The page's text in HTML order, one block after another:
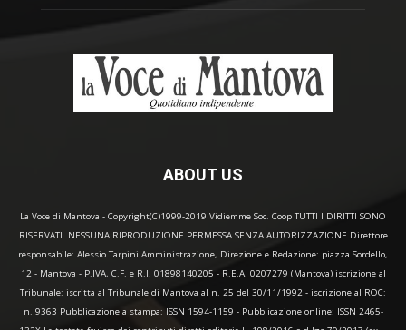
ABOUT US
La Voce di Mantova - Copyright(C)1999-2019 Vidiemme Soc. Coop TUTTI I DIRITTI SONO
RISERVATI. NESSUNA RIPRODUZIONE PERMESSA SENZA AUTORIZZAZIONE Direttore
responsabile: Alessio Tarpini Amministrazione, Direzione e Redazione: piazza Sordello,
12 - Mantova - P.IVA, C.F. e R.I. 01898140205 - R.E.A. 0207279 (Mantova) iscrizione al
Tribunale: iscritta al Tribunale di Mantova al n. 25 del 30/11/1992 - iscrizione al ROC:
n. 9363 Pubblicazione a stampa: ISSN 1594-1159 - Pubblicazione online: ISSN 2465-